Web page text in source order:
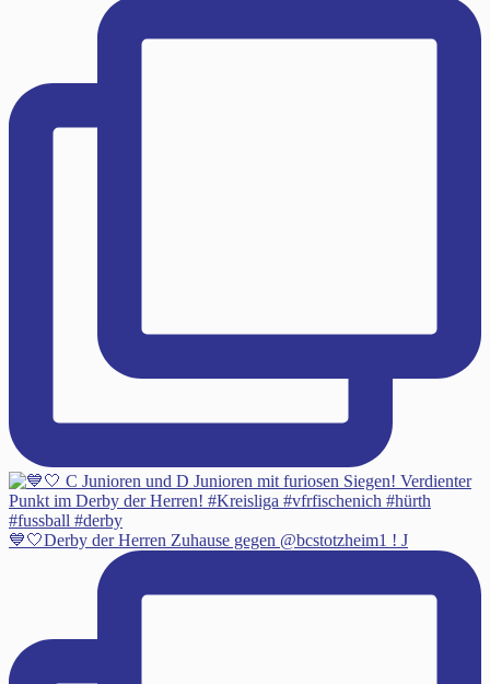
💙🤍Derby der Herren Zuhause gegen @bcstotzheim1 ! J